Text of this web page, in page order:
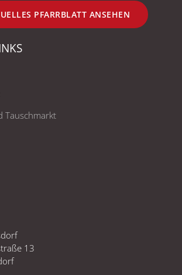
PFARRBLATT ANSEHEN
Tauschmarkt
13